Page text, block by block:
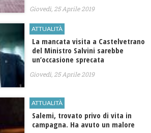
Giovedì, 25 Aprile 2019
ATTUALITÀ
La mancata visita a Castelvetrano
del Ministro Salvini sarebbe
un’occasione sprecata
Giovedì, 25 Aprile 2019
ATTUALITÀ
Salemi, trovato privo di vita in
campagna. Ha avuto un malore